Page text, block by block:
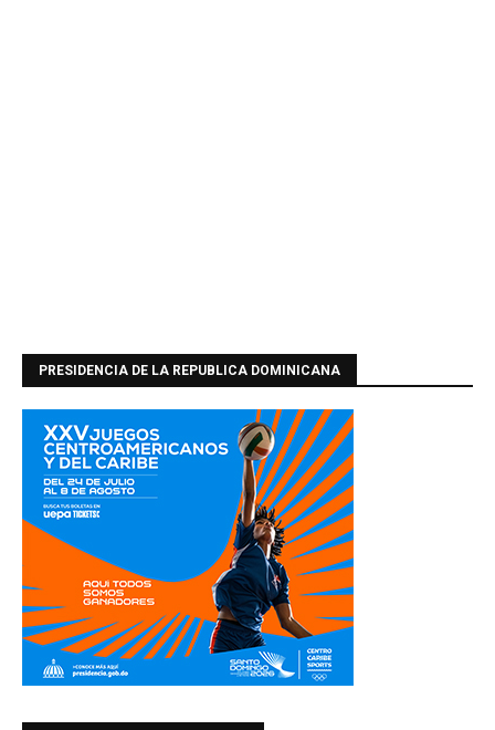
PRESIDENCIA DE LA REPUBLICA DOMINICANA